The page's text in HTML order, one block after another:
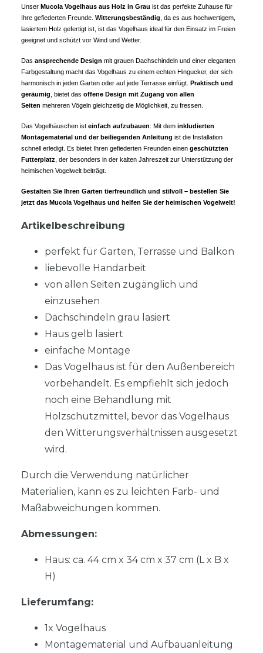
Unser Mucola Vogelhaus aus Holz in Grau ist das perfekte Zuhause für
Ihre gefiederten Freunde. Witterungsbeständig , da es aus hochwertigem,
lasiertem Holz gefertigt ist, ist das Vogelhaus ideal für den Einsatz im Freien
geeignet und schützt vor Wind und Wetter.
Das ansprechende Design mit grauen Dachschindeln und einer eleganten
Farbgestaltung macht das Vogelhaus zu einem echten Hingucker, der sich
harmonisch in jeden Garten oder auf jede Terrasse einfügt. Praktisch und
geräumig , bietet das offene Design mit Zugang von allen
Seiten mehreren Vögeln gleichzeitig die Möglichkeit, zu fressen.
Das Vogelhäuschen ist einfach aufzubauen: Mit dem inkludierten
Montagematerial und der beiliegenden Anleitung ist die Installation
schnell erledigt. Es bietet Ihren gefiederten Freunden einen geschützten
Futterplatz , der besonders in der kalten Jahreszeit zur Unterstützung der
heimischen Vogelwelt beiträgt.
Gestalten Sie Ihren Garten tierfreundlich und stilvoll – bestellen Sie
jetzt das Mucola Vogelhaus und helfen Sie der heimischen Vogelwelt!
Artikelbeschreibung
perfekt für Garten, Terrasse und Balkon
liebevolle Handarbeit
von allen Seiten zugänglich und
einzusehen
Dachschindeln grau lasiert
Haus gelb lasiert
einfache Montage
Das Vogelhaus ist für den Außenbereich
vorbehandelt. Es empfiehlt sich jedoch
noch eine Behandlung mit
Holzschutzmittel, bevor das Vogelhaus
den Witterungsverhältnissen ausgesetzt
wird.
Durch die Verwendung natürlicher
Materialien, kann es zu leichten Farb- und
Maßabweichungen kommen.
Abmessungen:
Haus: ca. 44 cm x 34 cm x 37 cm (L x B x
H)
Lieferumfang:
1x Vogelhaus
Montagematerial und Aufbauanleitung